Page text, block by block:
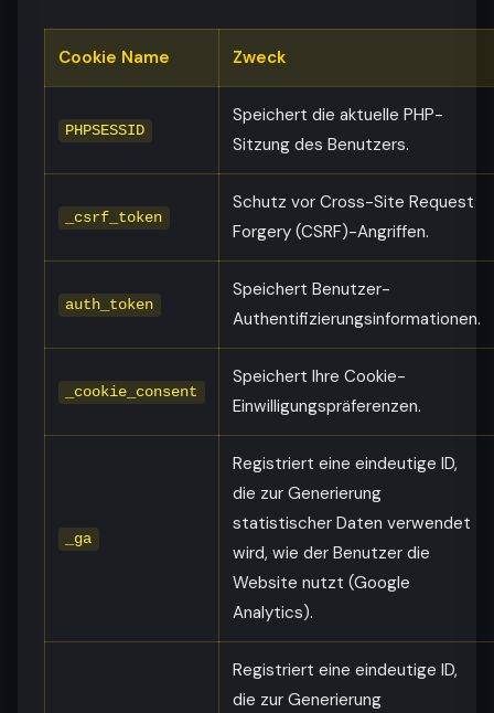
Cookie Name Zweck
PHPSESSID
Speichert die aktuelle PHP-
Sitzung des Benutzers.
_csrf_token
Schutz vor Cross-Site Request
Forgery (CSRF)-Angriffen.
auth_token
Speichert Benutzer-
Authentifizierungsinformationen.
_cookie_consent
Speichert Ihre Cookie-
Einwilligungspräferenzen.
_ga
Registriert eine eindeutige ID,
die zur Generierung
statistischer Daten verwendet
wird, wie der Benutzer die
Website nutzt (Google
Analytics).
Registriert eine eindeutige ID,
die zur Generierung